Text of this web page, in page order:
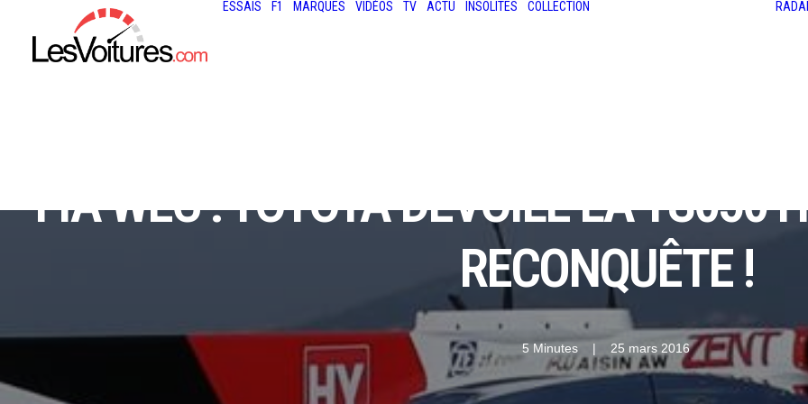
ESSAIS F1 MARQUES VIDÉOS TV ACTU INSOLITES COLLECTION
FIA WEC : TOYOTA DÉVOILE LA TS050
RECONQUÊTE !
5 Minutes | 25 mars 2016